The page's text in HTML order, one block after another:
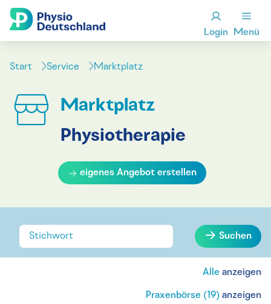
Login Menü
Start Service Marktplatz
Marktplatz
Physiotherapie
eigenes Angebot erstellen
Suchen
Alle anzeigen
Praxenbörse (19) anzeigen